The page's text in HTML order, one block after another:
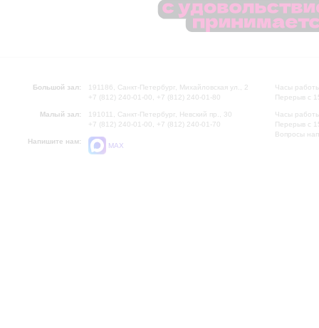
Большой зал:
191186, Санкт-Петербург, Михайловская ул., 2
+7 (812) 240-01-00, +7 (812) 240-01-80
Малый зал:
191011, Санкт-Петербург, Невский пр., 30
+7 (812) 240-01-00, +7 (812) 240-01-70
Напишите нам:
MAX
Часы
Перерыв с
Часы
Перерыв с
Вопросы